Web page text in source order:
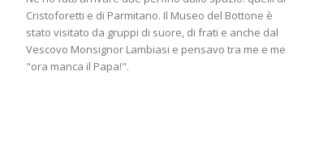
Cristoforetti e di Parmitano. Il Museo del Bottone è
stato visitato da gruppi di suore, di frati e anche dal
Vescovo Monsignor Lambiasi e pensavo tra me e me
"ora manca il Papa!".